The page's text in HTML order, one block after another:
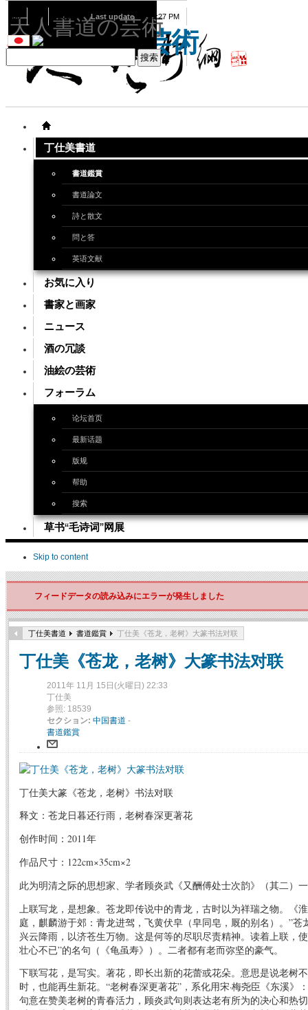
天人書道の芸術
丁仕美書道
書道鑑賞
書道論文
詩と散文
問と答
英语文献
お気に入り
書家と画家
ニュース
酒の冗談
油絵の芸術
フォーラム
论坛首页
最新话题
版规
帮助
搜索
草书“毛诗词”网展
Skip to content
08 09 2026 Last update 08:15:27 PM
フィードデータの読み込みにエラーが発生しました
丁仕美書道 書道鑑賞 丁仕美《苍龙，老树》大篆书法对联
丁仕美《苍龙，老树》大篆书法对联
2011年 11月 15日(火曜日) 22:33
丁仕美
参照: 18539
セクション: 中国書道 -
書道鑑賞
丁仕美大篆《苍龙，老树》书法对联
释文：苍龙日暮还行雨，老树春深更著花
创作时间：2011年
作品尺寸：122cm×35cm×2
此为明清之际的思想家、学者顾炎武《又酬傅处士次韵》（其二）
上联写龙，是想象。苍龙即传说中的青龙，古时以为祥瑞之物。《
庭，麒麟游于郊：青龙进驾，飞黄伏皁（皁同皂，厩的别名）。”
兴云降雨，以济苍生万物。这是何等的尽职尽责精神。读着上联，
壮心不已”的名句（《龟虽寿》）。二者都有老而弥坚的豪气。
下联写花，是写实。著花，即长出新的花蕾或花朵。意思是说老树
时，也能再生新花。“老树春深更著花”，系化用宋·梅尧臣《东溪》
句意在赞美老树的青春活力，顾炎武句则表达老有所为的决心和热
天人書道の芸術